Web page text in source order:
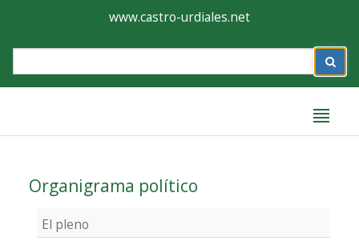
Ayuntamiento
de
Castro-
www.castro-urdiales.net
Organigrama político
El pleno